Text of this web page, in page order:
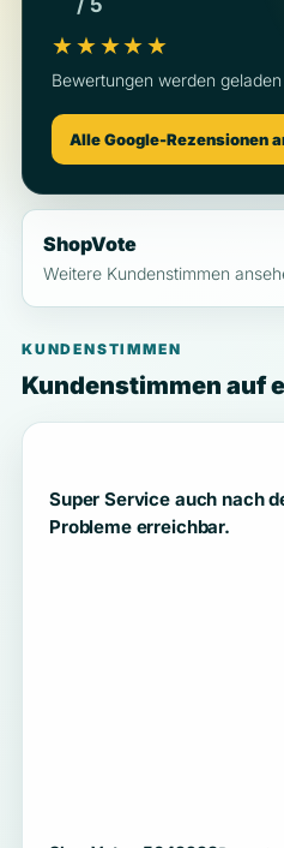
★★★★★
Bewertungen werden geladen
Alle Google-Rezensionen
ShopVote
Weitere Kundenstimmen
KUNDENSTIMMEN
Kundenstimmen auf
Super Service auch nach
Probleme erreichbar.